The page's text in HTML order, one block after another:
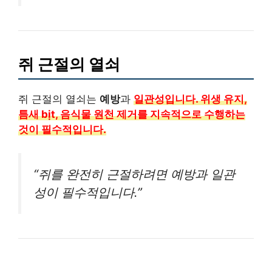
쥐 근절의 열쇠
쥐 근절의 열쇠는 예방과 일관성입니다. 위생 유지,
틈새 bịt, 음식물 원천 제거를 지속적으로 수행하는
것이 필수적입니다.
“쥐를 완전히 근절하려면 예방과 일관
성이 필수적입니다.”